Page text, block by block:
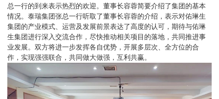
总一行的到来表示热烈的欢迎。董事长容蓉简要介绍了集团的基本
情况。泰瑞集团张总一行听取了董事长容蓉的介绍，表示对佑琳生
集团的产业模式、运营及发展前景表达了高度的认可，期待与佑琳
生集团进行深入交流合作，尽快推动相关项目的落地，共同推进事
业发展。双方将进一步发挥各自优势，开展多层次、全方位的合
作，实现强强联合，共同做大做强，互利共赢。